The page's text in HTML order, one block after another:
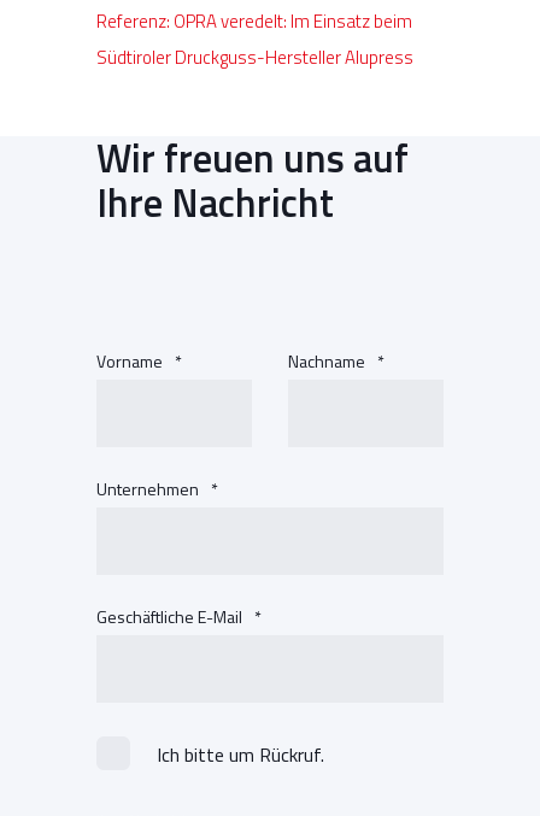
Referenz: OPRA veredelt: Im Einsatz beim
Südtiroler Druckguss-Hersteller Alupress
Wir freuen uns auf
Ihre Nachricht
Vorname * Nachname *
Unternehmen *
Geschäftliche E-Mail *
Ich bitte um Rückruf.